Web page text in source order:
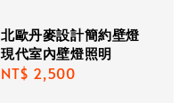
北歐丹麥設計簡約壁燈
現代室內壁燈照明
Regular
NT$ 2,500